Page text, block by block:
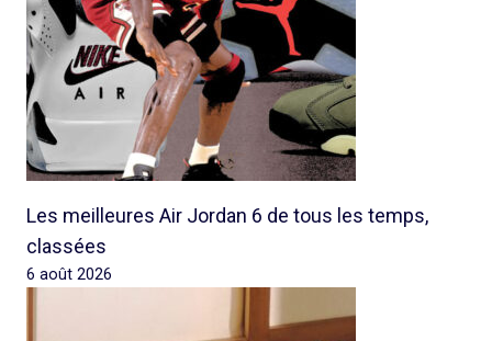
Les meilleures Air Jordan 6 de tous les temps,
classées
6 août 2026